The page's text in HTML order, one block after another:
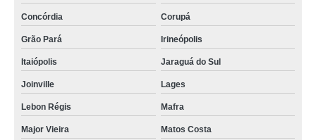
Concórdia Corupá
Grão Pará Irineópolis
Itaiópolis Jaraguá do Sul
Joinville Lages
Lebon Régis Mafra
Major Vieira Matos Costa